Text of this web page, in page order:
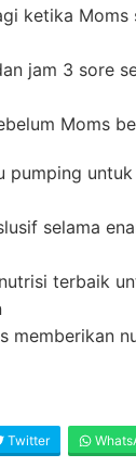
ketika Moms
jam 3 sore
Moms
pumping
selama
terbaik
memberikan
Twitter